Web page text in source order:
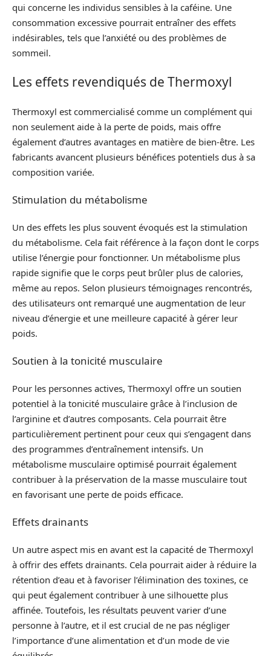
qui concerne les individus sensibles à la caféine. Une
consommation excessive pourrait entraîner des effets
indésirables, tels que l’anxiété ou des problèmes de
sommeil.
Les effets revendiqués de Thermoxyl
Thermoxyl est commercialisé comme un complément qui
non seulement aide à la perte de poids, mais offre
également d’autres avantages en matière de bien-être. Les
fabricants avancent plusieurs bénéfices potentiels dus à sa
composition variée.
Stimulation du métabolisme
Un des effets les plus souvent évoqués est la stimulation
du métabolisme. Cela fait référence à la façon dont le corps
utilise l’énergie pour fonctionner. Un métabolisme plus
rapide signifie que le corps peut brûler plus de calories,
même au repos. Selon plusieurs témoignages rencontrés,
des utilisateurs ont remarqué une augmentation de leur
niveau d’énergie et une meilleure capacité à gérer leur
poids.
Soutien à la tonicité musculaire
Pour les personnes actives, Thermoxyl offre un soutien
potentiel à la tonicité musculaire grâce à l’inclusion de
l’arginine et d’autres composants. Cela pourrait être
particulièrement pertinent pour ceux qui s’engagent dans
des programmes d’entraînement intensifs. Un
métabolisme musculaire optimisé pourrait également
contribuer à la préservation de la masse musculaire tout
en favorisant une perte de poids efficace.
Effets drainants
Un autre aspect mis en avant est la capacité de Thermoxyl
à offrir des effets drainants. Cela pourrait aider à réduire la
rétention d’eau et à favoriser l’élimination des toxines, ce
qui peut également contribuer à une silhouette plus
affinée. Toutefois, les résultats peuvent varier d’une
personne à l’autre, et il est crucial de ne pas négliger
l’importance d’une alimentation et d’un mode de vie